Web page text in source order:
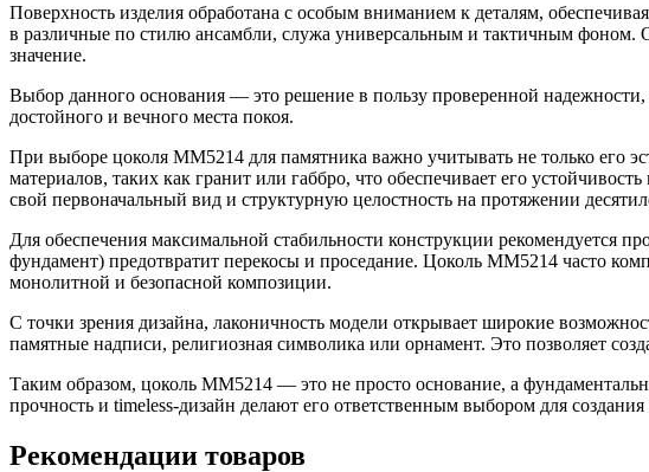
Поверхность изделия обработана с особым вниманием к деталям,
в различные по стилю ансамбли, служа универсальным и тактичным фоном.
значение.
Выбор данного основания — это решение в пользу проверенной надежности,
достойного и вечного места покоя.
При выборе цоколя ММ5214 для памятника важно учитывать не только его
материалов, таких как гранит или габбро, что обеспечивает его
свой первоначальный вид и структурную целостность на протяжении
Для обеспечения максимальной стабильности конструкции рекомендуется
фундамент) предотвратит перекосы и проседание. Цоколь ММ5214 часто
монолитной и безопасной композиции.
С точки зрения дизайна, лаконичность модели открывает широкие
памятные надписи, религиозная символика или орнамент. Это позволяет
Таким образом, цоколь ММ5214 — это не просто основание, а
прочность и timeless-дизайн делают его ответственным выбором для
Рекомендации товаров